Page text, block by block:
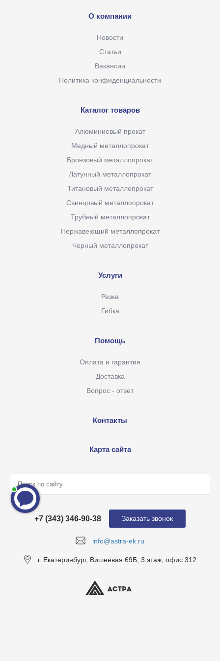
О компании
Новости
Статьи
Вакансии
Политика конфиденциальности
Каталог товаров
Алюминиевый прокат
Медный металлопрокат
Бронзовый металлопрокат
Латунный металлопрокат
Титановый металлопрокат
Свинцовый металлопрокат
Трубный металлопрокат
Нержавеющий металлопрокат
Черный металлопрокат
Услуги
Резка
Гибка
Помощь
Оплата и гарантия
Доставка
Вопрос - ответ
Контакты
Карта сайта
info@astra-ek.ru
+7 (343) 346-90-38
г. Екатеринбург, Вишнёвая 69Б, 3 этаж, офис 312
Заказать звонок